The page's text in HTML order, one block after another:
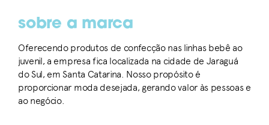
sobre a marca
Oferecendo produtos de confecção nas linhas bebê ao
juvenil, a empresa fica localizada na cidade de Jaraguá
do Sul, em Santa Catarina. Nosso propósito é
proporcionar moda desejada, gerando valor às pessoas e
ao negócio.